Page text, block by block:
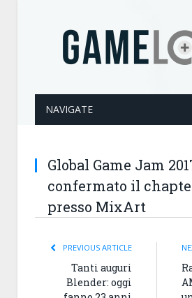
NAVIGATE
Global Game Jam
confermato il
presso MixArt
PREVIOUS ARTICLE
Tanti auguri
Blender: oggi